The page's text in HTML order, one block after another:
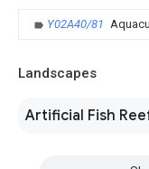
Y02A40/81
Landscapes
Artificial Fish